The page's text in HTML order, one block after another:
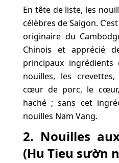
En tête de liste, les
célèbres de Saigon.
originaire du
Chinois et apprécié
principaux
nouilles, les
cœur de porc, le
haché ; sans cet
nouilles Nam Vang.
2. Nouilles
(Hu Tieu sườn